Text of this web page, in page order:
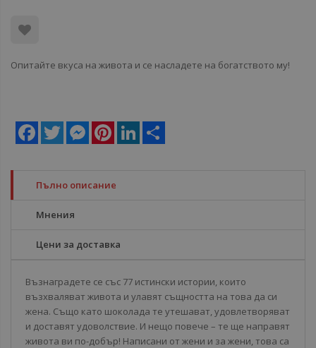
Опитайте вкуса на живота и се насладете на богатството му!
Facebook
Twitter MessengerPinterestLinkedIn
Пълно описание
Мнения
Цени за доставка
Възнаградете се със 77 истински истории, които
възхваляват живота и улавят същността на това да си
жена. Също като шоколада те утешават, удовлетворяват
и доставят удоволствие. И нещо повече – те ще направят
живота ви по-добър! Написани от жени и за жени, това са